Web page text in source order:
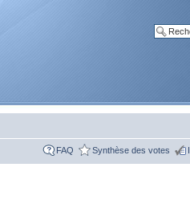
FAQ Synthèse des votes